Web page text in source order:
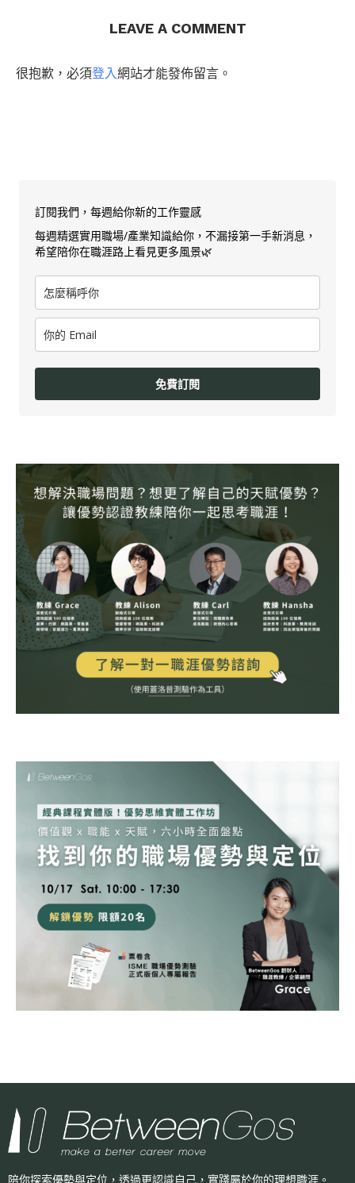
LEAVE A COMMENT
很抱歉，必須登入網站才能發佈留言。
訂閱我們，每週給你新的工作靈感
每週精選實用職場/產業知識給你，不漏接第一手新消息，
希望陪你在職涯路上看見更多風景🌿
免費訂閱